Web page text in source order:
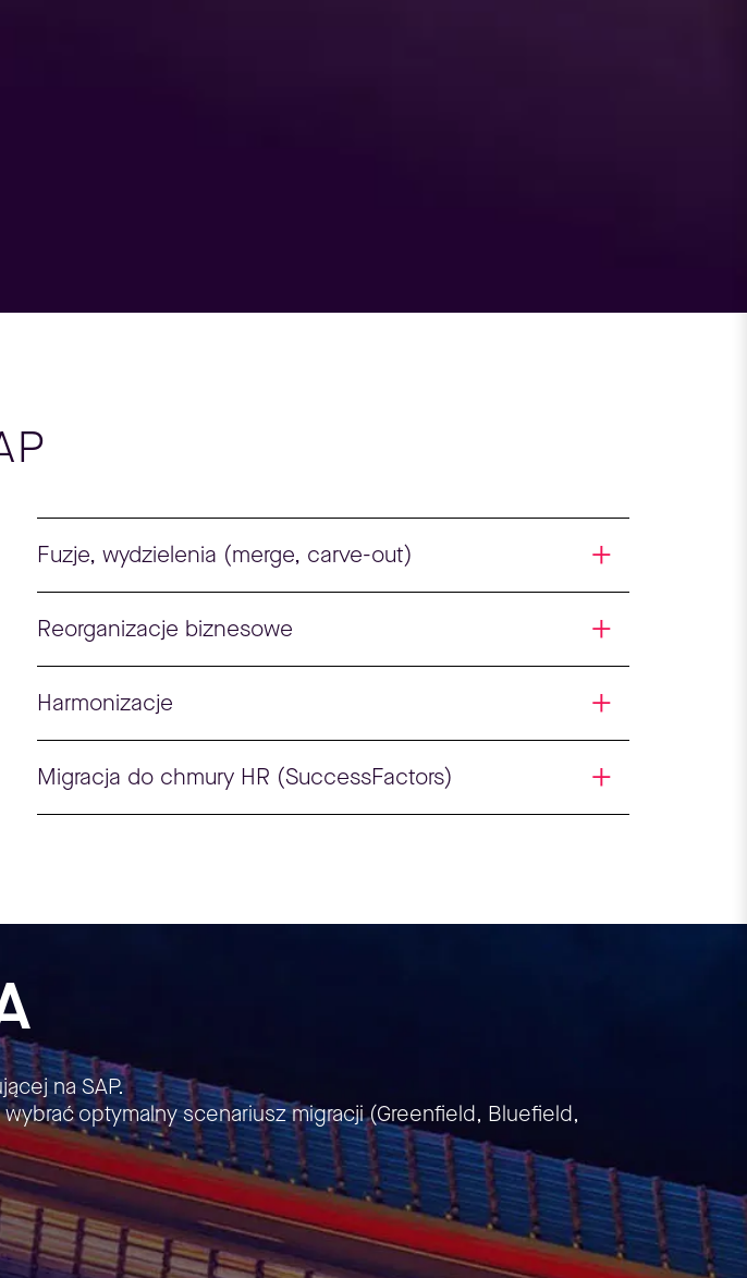
Fuzje, wydzielenia (merge, carve-out)
Reorganizacje biznesowe
Harmonizacje
Migracja do chmury HR (SuccessFactors)
na SAP.
optymalny scenariusz migracji (Greenfield, Bluefield,